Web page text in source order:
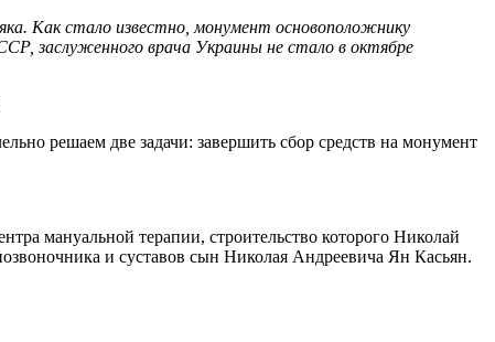
Как стало известно, монумент основоположнику
заслуженного врача Украины не стало в октябре
решаем две задачи: завершить сбор средств на монумент
мануальной терапии, строительство которого Николай
и суставов сын Николая Андреевича Ян Касьян.